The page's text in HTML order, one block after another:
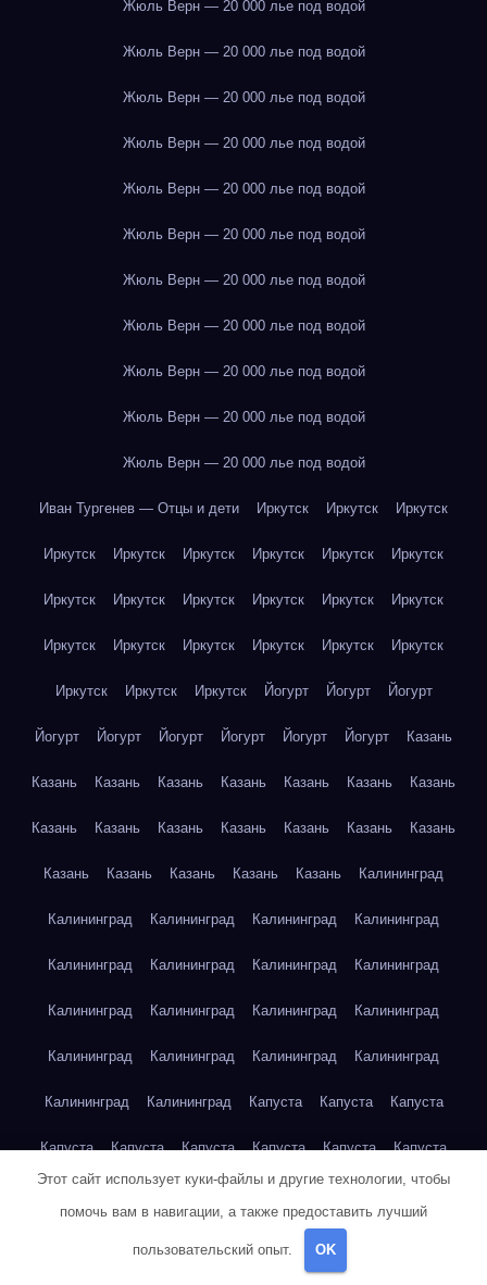
Жюль Верн — 20 000 лье под водой
Жюль Верн — 20 000 лье под водой
Жюль Верн — 20 000 лье под водой
Жюль Верн — 20 000 лье под водой
Жюль Верн — 20 000 лье под водой
Жюль Верн — 20 000 лье под водой
Жюль Верн — 20 000 лье под водой
Жюль Верн — 20 000 лье под водой
Жюль Верн — 20 000 лье под водой
Жюль Верн — 20 000 лье под водой
Жюль Верн — 20 000 лье под водой
Иван Тургенев — Отцы и дети Иркутск Иркутск Иркутск
Иркутск Иркутск Иркутск Иркутск Иркутск Иркутск
Иркутск Иркутск Иркутск Иркутск Иркутск Иркутск
Иркутск Иркутск Иркутск Иркутск Иркутск Иркутск
Иркутск Иркутск Иркутск Йогурт Йогурт Йогурт
Йогурт Йогурт Йогурт Йогурт Йогурт Йогурт Казань
Казань Казань Казань Казань Казань Казань Казань
Казань Казань Казань Казань Казань Казань Казань
Казань Казань Казань Казань Казань Калининград
Калининград Калининград Калининград Калининград
Калининград Калининград Калининград Калининград
Калининград Калининград Калининград Калининград
Калининград Калининград Калининград Калининград
Калининград Калининград Капуста Капуста Капуста
Капуста Капуста Капуста Капуста Капуста Капуста
Этот сайт использует куки-файлы и другие технологии, чтобы
помочь вам в навигации, а также предоставить лучший
пользовательский опыт. OK